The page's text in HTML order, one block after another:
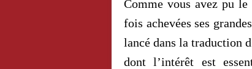
Comme vous avez pu
fois achevées ses
lancé dans la traduction
dont l’intérêt est